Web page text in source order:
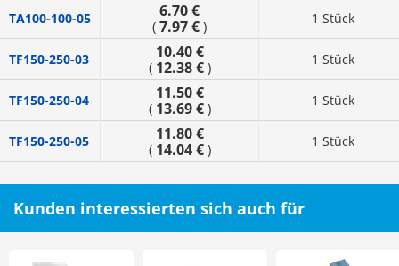
TA100-100-05 6.70 €
( 7.97 € ) 1 Stück
TF150-250-03 10.40 €
( 12.38 €) 1 Stück
TF150-250-04 11.50 €
( 13.69 €) 1 Stück
TF150-250-05 11.80 €
( 14.04 €) 1 Stück
Kunden interessierten sich auch für